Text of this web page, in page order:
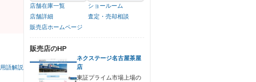
用語解説
店舗在庫一覧
ショールーム
店舗詳細
査定・売却相談
販売店ホームページ
販売店のHP
ネクステージ名古屋茶屋
店
東証プライム市場上場の